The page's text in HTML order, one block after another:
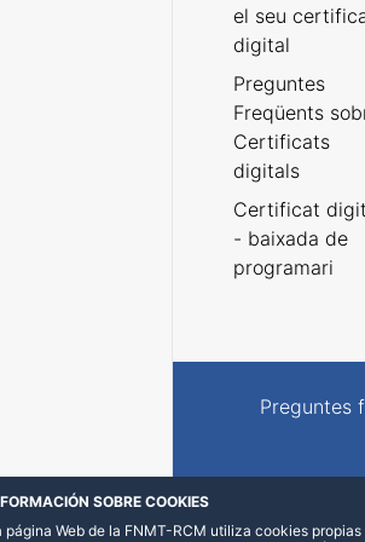
el seu
digital
Preguntes
Freqüents
Certificats
digitals
Certificat
- baixada de
programari
Preguntes
SOBRE COOKIES
página Web de la FNMT-RCM utiliza cookies